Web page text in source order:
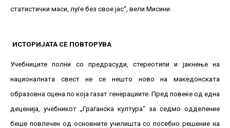
статистички маси, луѓе без свое јас“, вели Мисини.
ИСТОРИЈАТА СЕ ПОВТОРУВА
Учебниците полни со предрасуди, стереотипи и јакнење на
националната свест не се нешто ново на македонската
образовна сцена по која газат генерациите. Пред повеќе од една
деценија, учебникот „Граѓанска култура“ за седмо одделение
беше повлечен од основните училишта со посебно решение на